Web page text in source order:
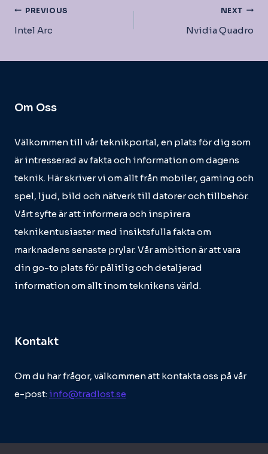
Inläggsnavigering
PREVIOUS
Intel Arc
NEXT
Nvidia Quadro
Om Oss
Välkommen till vår teknikportal, en plats för dig som
är intresserad av fakta och information om dagens
teknik. Här skriver vi om allt från mobiler, gaming och
spel, ljud, bild och nätverk till datorer och tillbehör.
Vårt syfte är att informera och inspirera
teknikentusiaster med insiktsfulla fakta om
marknadens senaste prylar. Vår ambition är att vara
din go-to plats för pålitlig och detaljerad
information om allt inom teknikens värld.
Kontakt
Om du har frågor, välkommen att kontakta oss på vår
e-post: info@tradlost.se